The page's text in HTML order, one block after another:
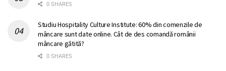
0 SHARES
Studiu Hospitality Culture Institute: 60% din comenzile de
mâncare sunt date online. Cât de des comandă românii
mâncare gătită?
0 SHARES